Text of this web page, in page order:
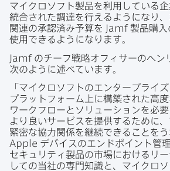
マイクロソフト製品を​利用している​
統合された​調達を​行えるようになり、​
関連の​承認済み予算を
Jamf 製品購入
使用できるようになります。
Jamf の​チーフ戦略オフィサーの​ヘン
次のように​述べています。
「マイクロソフトの​エンタープライズ
プラットフォーム上に​構築された​高度
ワークフローと​ソリューションを​必
より​良い​サービスを​提供する​ために
緊密な​協力関係を​継続できる​ことを​う
Apple デバイスの​エンドポイント管理
セキュリティ製品の​市場に​おける​リ
しての​当社の​専門知識と、​マイクロ